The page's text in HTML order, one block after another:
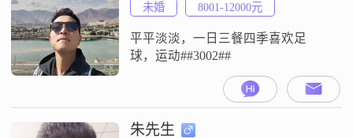
未婚
8001-12000元
平平淡淡，一日三餐四季喜欢足
球，运动##3002##
朱先生